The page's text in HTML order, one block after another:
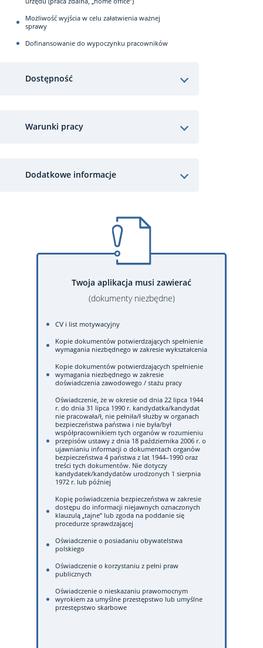
Możliwość wyjścia w celu załatwienia ważnej
sprawy
Dofinansowanie do wypoczynku pracowników
Dostępność
Warunki pracy
Dodatkowe informacje
Twoja aplikacja musi zawierać
(dokumenty niezbędne)
CV i list motywacyjny
Kopie dokumentów potwierdzających spełnienie
wymagania niezbędnego w zakresie wykształcenia
Kopie dokumentów potwierdzających spełnienie
wymagania niezbędnego w zakresie
doświadczenia zawodowego / stażu pracy
Oświadczenie, że w okresie od dnia 22 lipca 1944
r. do dnia 31 lipca 1990 r. kandydatka/kandydat
nie pracowała/ł, nie pełniła/ł służby w organach
bezpieczeństwa państwa i nie była/był
współpracownikiem tych organów w rozumieniu
przepisów ustawy z dnia 18 października 2006 r. o
ujawnianiu informacji o dokumentach organów
bezpieczeństwa 4 państwa z lat 1944–1990 oraz
treści tych dokumentów. Nie dotyczy
kandydatek/kandydatów urodzonych 1 sierpnia
1972 r. lub później
Kopię poświadczenia bezpieczeństwa w zakresie
dostępu do informacji niejawnych oznaczonych
klauzulą „tajne” lub zgoda na poddanie się
procedurze sprawdzającej
Oświadczenie o posiadaniu obywatelstwa
polskiego
Oświadczenie o korzystaniu z pełni praw
publicznych
Oświadczenie o nieskazaniu prawomocnym
wyrokiem za umyślne przestępstwo lub umyślne
przestępstwo skarbowe